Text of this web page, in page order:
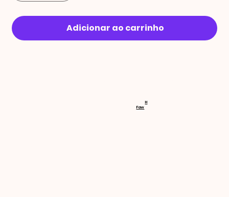
Adicionar ao carrinho
RECEBA
Faw
H